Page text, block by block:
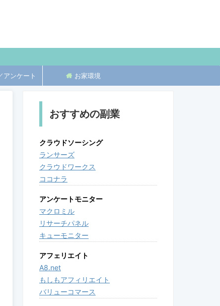
アンケート お家環境
おすすめの副業
クラウドソーシング
ランサーズ
クラウドワークス
ココナラ
アンケートモニター
マクロミル
リサーチパネル
キューモニター
アフェリエイト
A8.net
もしもアフィリエイト
バリューコマース